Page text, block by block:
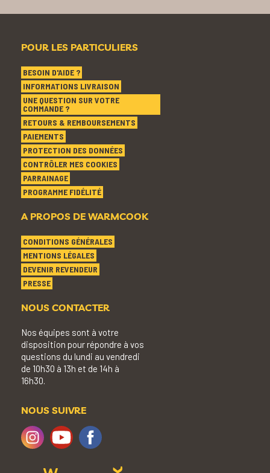
POUR LES PARTICULIERS
BESOIN D'AIDE ?
INFORMATIONS LIVRAISON
UNE QUESTION SUR VOTRE
COMMANDE ?
RETOURS & REMBOURSEMENTS
PAIEMENTS
PROTECTION DES DONNÉES
CONTRÔLER MES COOKIES
PARRAINAGE
PROGRAMME FIDÉLITÉ
A PROPOS DE WARMCOOK
CONDITIONS GÉNÉRALES
MENTIONS LÉGALES
DEVENIR REVENDEUR
PRESSE
NOUS CONTACTER
Nos équipes sont à votre
disposition pour répondre à vos
questions du lundi au vendredi
de 10h30 à 13h et de 14h à
16h30.
NOUS SUIVRE